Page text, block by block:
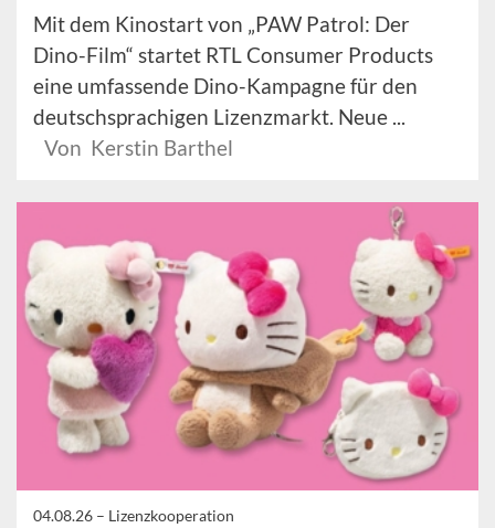
Mit dem Kinostart von „PAW Patrol: Der
Dino-Film“ startet RTL Consumer Products
eine umfassende Dino-Kampagne für den
deutschsprachigen Lizenzmarkt. Neue ...
Von Kerstin Barthel
04.08.26 – Lizenzkooperation